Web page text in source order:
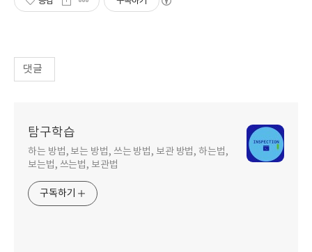
댓글
탐구학습
하는 방법, 보는 방법, 쓰는 방법, 보관 방법, 하는법,
보는법, 쓰는법, 보관법
구독하기